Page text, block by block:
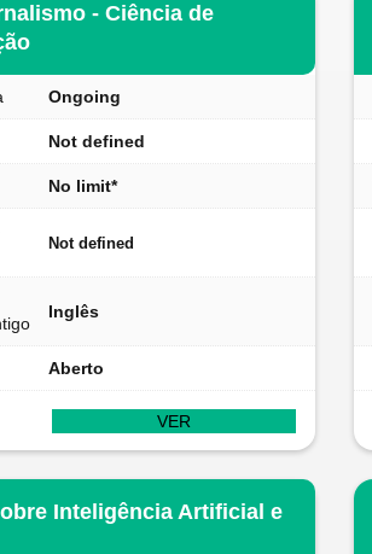
- Ciência de
Ongoing
Not defined
No limit*
Not defined
Inglês
Aberto
VER
Inteligência Artificial e